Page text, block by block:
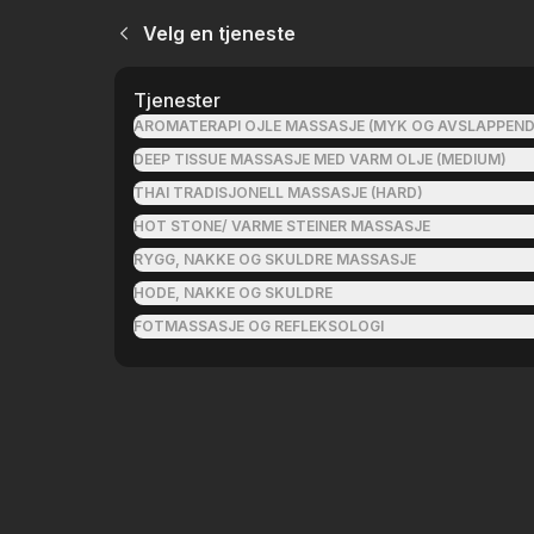
Velg en tjeneste
Tjenester
AROMATERAPI OJLE MASSASJE (MYK OG
DEEP TISSUE MASSASJE MED VARM OLJE (MEDIUM)
THAI TRADISJONELL MASSASJE (HARD)
HOT STONE/ VARME STEINER MASSASJE
RYGG, NAKKE OG SKULDRE MASSASJE
HODE, NAKKE OG SKULDRE
FOTMASSASJE OG REFLEKSOLOGI